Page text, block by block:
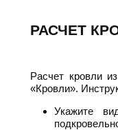
РАСЧЕТ
Расчет кровли
«Кровли».
Укажите